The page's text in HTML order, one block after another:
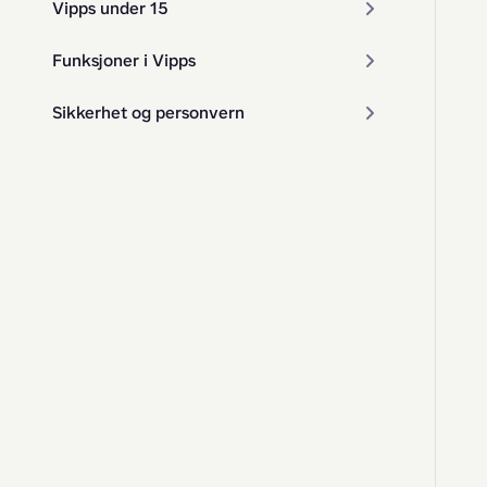
Vipps under 15
Funksjoner i Vipps
Sikkerhet og personvern